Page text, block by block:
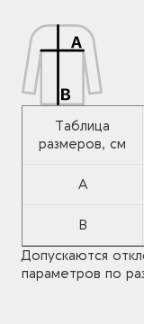
Таблица
размеров, см
A
B
Допускаются
параметров по